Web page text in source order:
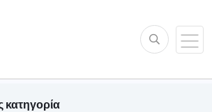
κατηγορία